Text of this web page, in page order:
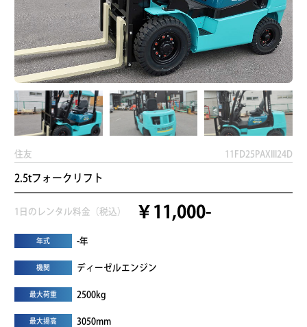
住友 11FD25PAXIII24D
2.5tフォークリフト
1日のレンタル料金（税込） ￥11,000-
年式 -年
機関 ディーゼルエンジン
最大荷重 2500kg
最大揚高 3050mm